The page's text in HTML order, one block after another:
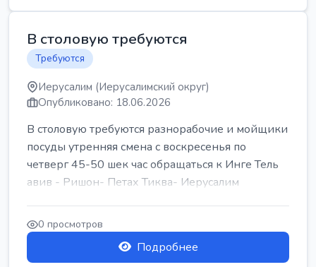
В столовую требуются
Требуются
Иерусалим (Иерусалимский округ)
Опубликовано: 18.06.2026
В столовую требуются разнорабочие и мойщики
посуды утренняя смена с воскресенья по
четверг 45-50 шек час обращаться к Инге Тель
авив - Ришон- Петах Тиква- Иерусалим
0 просмотров
Подробнее